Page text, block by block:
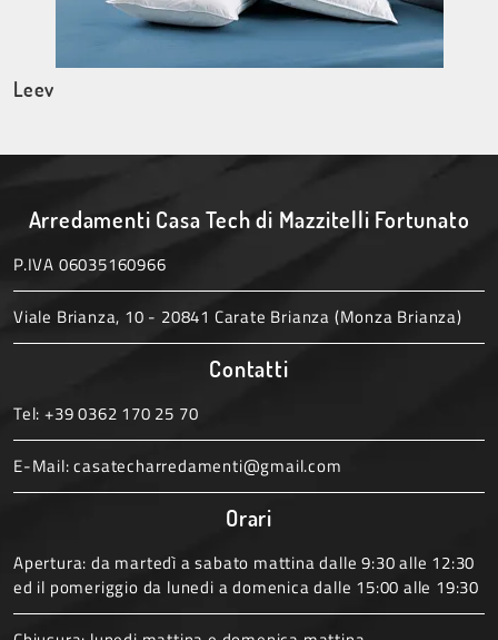
Leev
Arredamenti Casa Tech di Mazzitelli Fortunato
P.IVA 06035160966
Viale Brianza, 10 - 20841 Carate Brianza (Monza Brianza)
Contatti
Tel: +39 0362 170 25 70
E-Mail:casatecharredamenti@gmail.com
Orari
Apertura: da martedì a sabato mattina dalle 9:30 alle 12:30
ed il pomeriggio da lunedi a domenica dalle 15:00 alle 19:30